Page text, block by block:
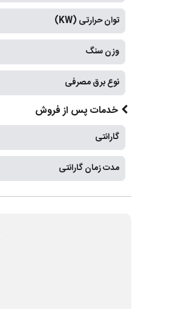
توان حرارتی (KW)
وزن سنگ
نوع برق مصرفی
خدمات پس از فروش
گارانتی
مدت زمان گارانتی